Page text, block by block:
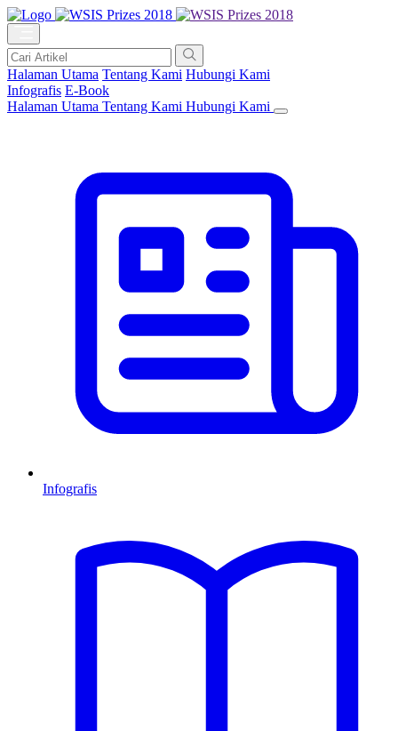
Halaman Utama Tentang Kami Hubungi Kami
Infografis E-Book
Halaman Utama Tentang Kami Hubungi Kami
Infografis